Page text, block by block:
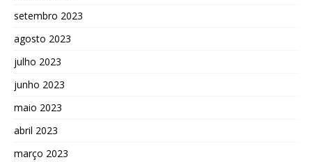
setembro 2023
agosto 2023
julho 2023
junho 2023
maio 2023
abril 2023
março 2023